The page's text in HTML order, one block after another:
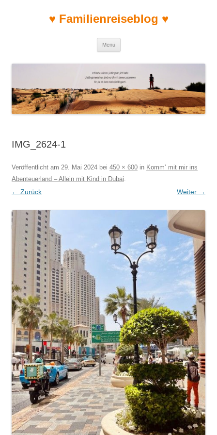
♥ Familienreiseblog ♥
Menü
IMG_2624-1
Veröffentlicht am 29. Mai 2024 bei 450 × 600 in Komm’ mit mir ins
Abenteuerland – Allein mit Kind in Dubai.
← Zurück Weiter →